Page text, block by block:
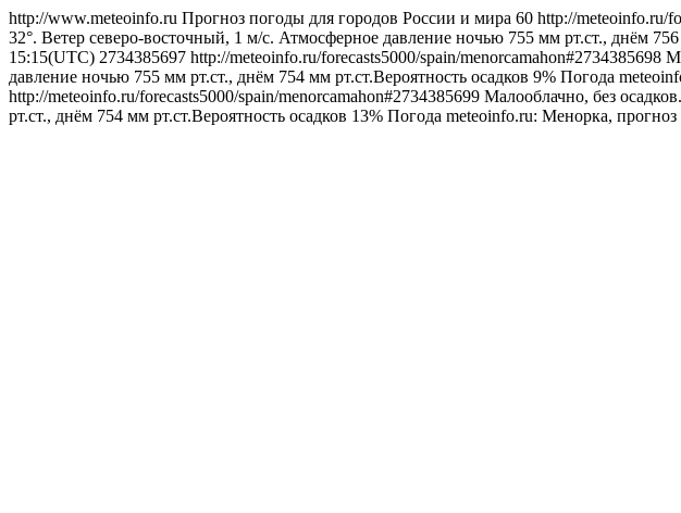
http://www.meteoinfo.ru Прогноз погоды для городов России и мира 60 http://meteoinfo.ru/
32°. Ветер северо-восточный, 1 м/с. Атмосферное давление ночью 755 мм рт.ст., днём
15:15(UTC) 2734385697 http://meteoinfo.ru/forecasts5000/spain/menorcamahon#2734385698
давление ночью 755 мм рт.ст., днём 754 мм рт.ст.Вероятность осадков 9% Погода
http://meteoinfo.ru/forecasts5000/spain/menorcamahon#2734385699 Малооблачно, без
рт.ст., днём 754 мм рт.ст.Вероятность осадков 13% Погода meteoinfo.ru: Менорка,